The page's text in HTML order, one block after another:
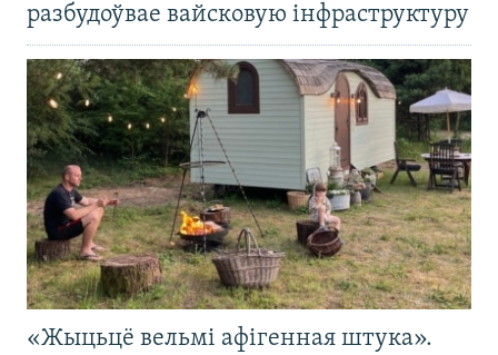
разбудоўвае вайсковую інфраструктуру
«Жыцьцё вельмі афігенная штука».